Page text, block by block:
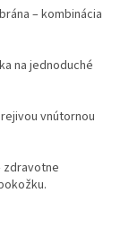
– kombinácia
na jednoduché
vnútornou
zdravotne